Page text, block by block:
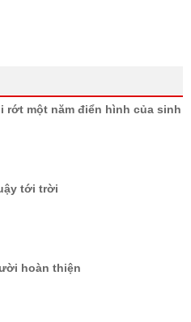
rớt một năm điển hình của sinh
tới trời
hoàn thiện